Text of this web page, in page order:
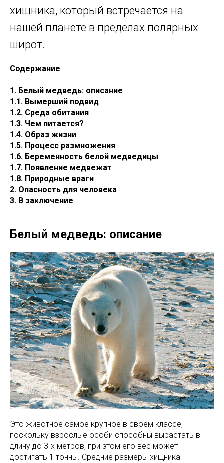
хищника, который встречается на
нашей планете в пределах полярных
широт.
Содержание
1. Белый медведь: описание
1.1. Вымерший подвид
1.2. Среда обитания
1.3. Чем питается?
1.4. Образ жизни
1.5. Процесс размножения
1.6. Беременность белой медведицы
1.7. Появление медвежат
1.8. Природные враги
2. Опасность для человека
3. В заключение
Белый медведь: описание
Это животное самое крупное в своем классе,
поскольку взрослые особи способны вырастать в
длину до 3-х метров, при этом его вес может
достигать 1 тонны. Средние размеры хищника